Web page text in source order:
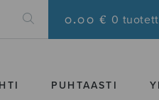
0.00 € 0
PUHTAASTI